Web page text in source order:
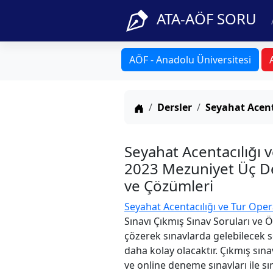
ATA-AÖF SORU
AÖF - Anadolu Üniversitesi
Anasayfa
Dersler Seyahat
Seyahat
2023 Mezuniyet Üç
ve Çözümleri
Seyahat Acentacılığı ve Tur
Sınavı Çıkmış Sınav Soruları
çözerek sınavlarda gelebilecek
daha kolay olacaktır. Çıkmış
ve online deneme sınavları ile